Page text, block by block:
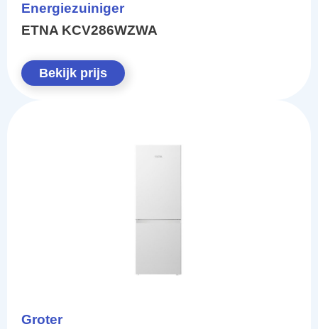
Energiezuiniger
ETNA KCV286WZWA
Bekijk prijs
Groter